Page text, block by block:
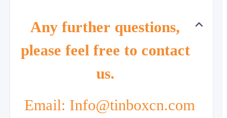
Any further questions,
please feel free to contact
us.
Email: Info@tinboxcn.com